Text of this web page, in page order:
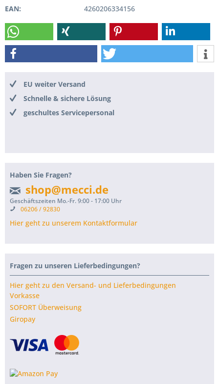
EAN:
4260206334156
EU weiter Versand
Schnelle & sichere Lösung
geschultes Servicepersonal
Haben Sie Fragen?
shop@mecci.de
Geschäftszeiten Mo.-Fr. 9:00 - 17:00 Uhr
06206 / 92830
Hier geht zu unserem Kontaktformular
Fragen zu unseren Lieferbedingungen?
Hier geht zu den Versand- und Lieferbedingungen
Vorkasse
SOFORT Überweisung
Giropay